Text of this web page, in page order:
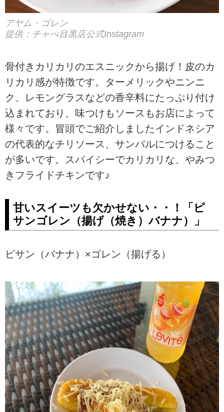
アヤム・ゴレン
提供：チャべ目黒店公式Instagram
骨付きカリカリのエスニックから揚げ！皮のカ
リカリ感が特徴です。ターメリックやニンニ
ク、レモングラスなどの香辛料にたっぷり付け
込まれており、味つけもソースもお店によって
様々です。冒頭でご紹介しましたインドネシア
の代表的なチリソース、サンバルにつけること
が多いです。スパイシーでカリカリな、やみつ
きフライドチキンです♪
甘いスイーツも欠かせない・・！「ピ
サンゴレン（揚げ（焼き）バナナ）」
ピサン（バナナ）×ゴレン（揚げる）